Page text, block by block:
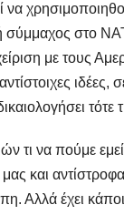
να
στο
με τους
τότε
τι να πούμε
και
Αλλά έχει